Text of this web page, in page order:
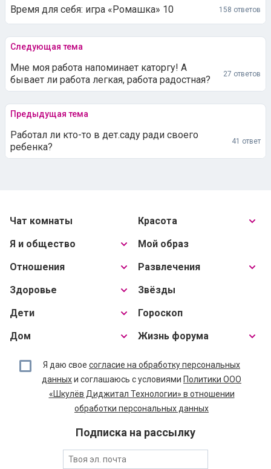
Время для себя: игра «Ромашка» 10 158 ответов
Следующая тема
Мне моя работа напоминает каторгу! А
бывает ли работа легкая, работа радостная?
27 ответов
Предыдущая тема
Работал ли кто-то в дет.саду ради своего
ребенка?
41 ответ
Чат комнаты
Я и общество
Отношения
Здоровье
Дети
Дом
Красота
Мой образ
Развлечения
Звёзды
Гороскоп
Жизнь форума
Я даю свое согласие на обработку персональных
данныхи соглашаюсь с условиями Политики ООО
«Шкулёв Диджитал Технологии» в отношении
обработки персональных данных
Подписка на рассылку